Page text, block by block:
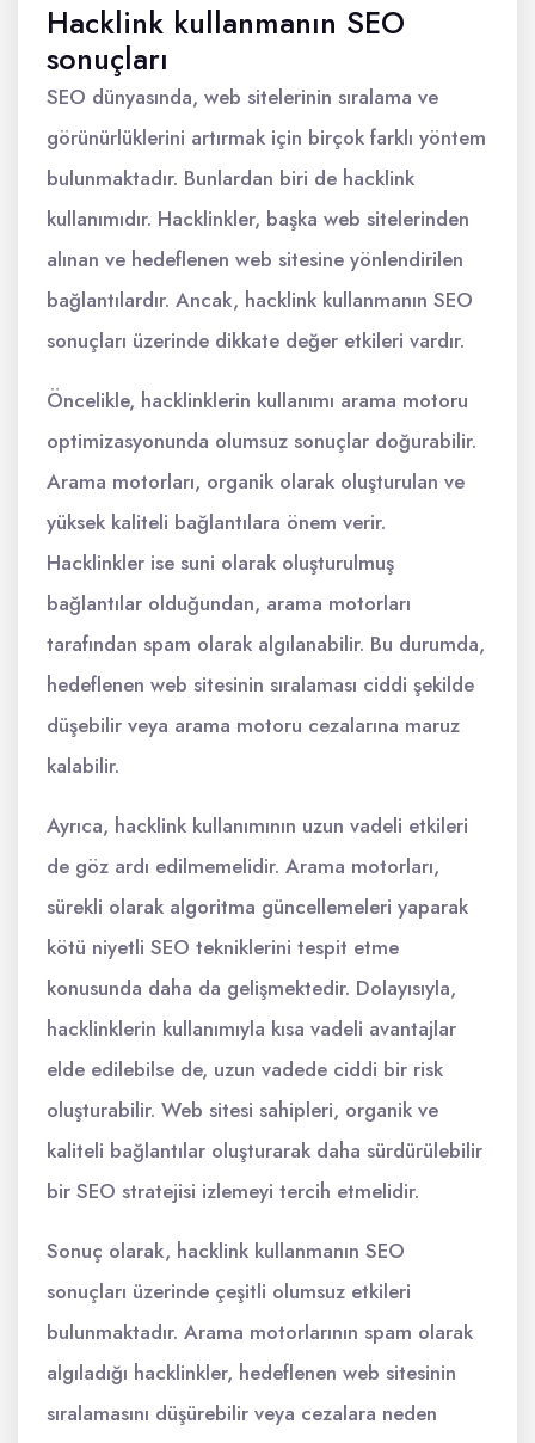
Hacklink kullanmanın SEO
sonuçları
SEO dünyasında, web sitelerinin sıralama ve
görünürlüklerini artırmak için birçok farklı yöntem
bulunmaktadır. Bunlardan biri de hacklink
kullanımıdır. Hacklinkler, başka web sitelerinden
alınan ve hedeflenen web sitesine yönlendirilen
bağlantılardır. Ancak, hacklink kullanmanın SEO
sonuçları üzerinde dikkate değer etkileri vardır.
Öncelikle, hacklinklerin kullanımı arama motoru
optimizasyonunda olumsuz sonuçlar doğurabilir.
Arama motorları, organik olarak oluşturulan ve
yüksek kaliteli bağlantılara önem verir.
Hacklinkler ise suni olarak oluşturulmuş
bağlantılar olduğundan, arama motorları
tarafından spam olarak algılanabilir. Bu durumda,
hedeflenen web sitesinin sıralaması ciddi şekilde
düşebilir veya arama motoru cezalarına maruz
kalabilir.
Ayrıca, hacklink kullanımının uzun vadeli etkileri
de göz ardı edilmemelidir. Arama motorları,
sürekli olarak algoritma güncellemeleri yaparak
kötü niyetli SEO tekniklerini tespit etme
konusunda daha da gelişmektedir. Dolayısıyla,
hacklinklerin kullanımıyla kısa vadeli avantajlar
elde edilebilse de, uzun vadede ciddi bir risk
oluşturabilir. Web sitesi sahipleri, organik ve
kaliteli bağlantılar oluşturarak daha sürdürülebilir
bir SEO stratejisi izlemeyi tercih etmelidir.
Sonuç olarak, hacklink kullanmanın SEO
sonuçları üzerinde çeşitli olumsuz etkileri
bulunmaktadır. Arama motorlarının spam olarak
algıladığı hacklinkler, hedeflenen web sitesinin
sıralamasını düşürebilir veya cezalara neden